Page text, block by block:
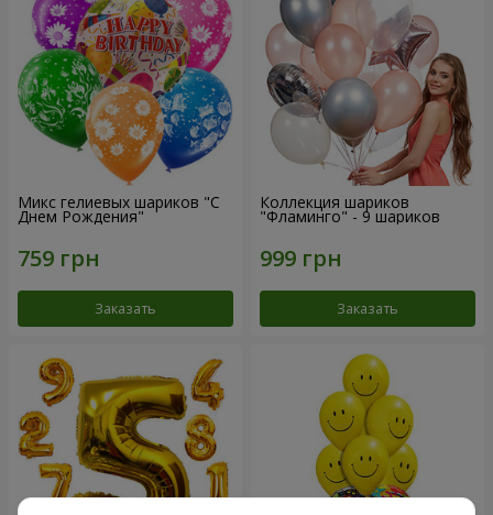
Микс гелиевых шариков "C
Днем Рождения"
Заказать
Коллекция шариков
"Фламинго" - 9 шариков
Заказать